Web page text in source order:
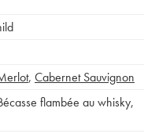
, Cabernet Sauvignon
flambée au whisky,